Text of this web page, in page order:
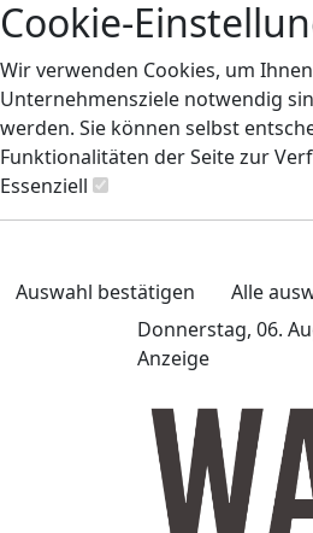
Cookie-
Wir verwenden Cookies, um
Unternehmensziele notwendig
werden. Sie können selbst
Funktionalitäten der Seite zur
Essenziell
Auswahl bestätigen
Alle
Donnerstag, 06.
Anzeige